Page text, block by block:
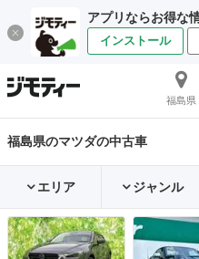
アプリならお得な
インストール
福島県
福島県のマツダの中古車
エリア ジャンル